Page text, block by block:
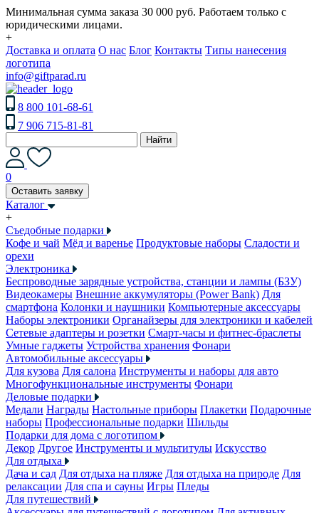
Минимальная сумма заказа 30 000 руб. Работаем только с
юридическими лицами.
+
Доставка и оплата О нас Блог Контакты Типы нанесения
логотипа
info@giftparad.ru
8 800 101-68-61
7 906 715-81-81
Найти
0
Оставить заявку
Каталог
+
Съедобные подарки
Кофе и чай Мёд и варенье Продуктовые наборы Сладости и
орехи
Электроника
Беспроводные зарядные устройства, станции и лампы (БЗУ)
Видеокамеры Внешние аккумуляторы (Power Bank) Для
смартфона Колонки и наушники Компьютерные аксессуары
Наборы электроники Органайзеры для электроники и кабелей
Сетевые адаптеры и розетки Смарт-часы и фитнес-браслеты
Умные гаджеты Устройства хранения Фонари
Автомобильные аксессуары
Для кузова Для салона Инструменты и наборы для авто
Многофункциональные инструменты Фонари
Деловые подарки
Медали Награды Настольные приборы Плакетки Подарочные
наборы Профессиональные подарки Шильды
Подарки для дома с логотипом
Декор Другое Инструменты и мультитулы Искусство
Для отдыха
Дача и сад Для отдыха на пляже Для отдыха на природе Для
релаксации Для спа и сауны Игры Пледы
Для путешествий